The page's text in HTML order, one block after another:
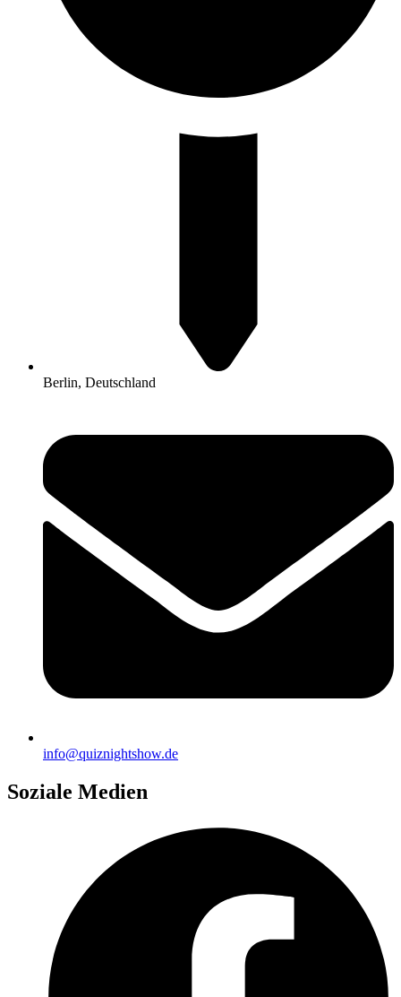
Berlin, Deutschland
info@quiznightshow.de
Soziale Medien